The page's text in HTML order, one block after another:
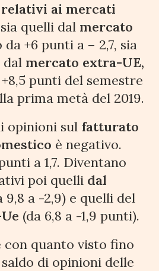
ai mercati
quelli dal mercato
da +6 punti a – 2,7, sia
dal mercato extra-UE,
punti del semestre
prima metà del 2019.
opinioni sul fatturato
è negativo.
a 1,7. Diventano
poi quelli dal
9,8 a -2,9) e quelli del
(da 6,8 a -1,9 punti).
con quanto visto fino
di opinioni delle